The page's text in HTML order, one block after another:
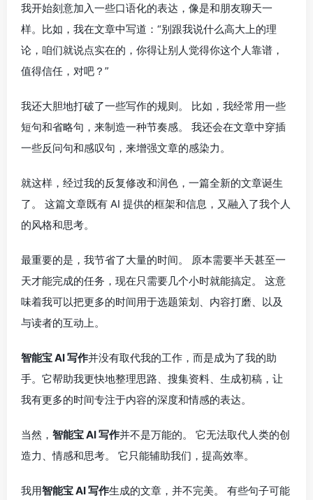
我开始刻意加入一些口语化的表达，像是和朋友聊天一
样。比如，我在文章中写道：“别跟我说什么高大上的理
论，咱们就说点实在的，你得让别人觉得你这个人靠谱，
值得信任，对吧？”
我还大胆地打破了一些写作的规则。 比如，我经常用一些
短句和省略句，来制造一种节奏感。 我还会在文章中穿插
一些反问句和感叹句，来增强文章的感染力。
就这样，经过我的反复修改和润色，一篇全新的文章诞生
了。 这篇文章既有 AI 提供的框架和信息，又融入了我个人
的风格和思考。
最重要的是，我节省了大量的时间。 原本需要半天甚至一
天才能完成的任务，现在只需要几个小时就能搞定。 这意
味着我可以把更多的时间用于选题策划、内容打磨、以及
与读者的互动上。
智能宝 AI 写作并没有取代我的工作，而是成为了我的助
手。它帮助我更快地整理思路、搜集资料、生成初稿，让
我有更多的时间专注于内容的深度和情感的表达。
当然， 智能宝 AI 写作并不是万能的。 它无法取代人类的创
造力、情感和思考。 它只能辅助我们，提高效率。
我用智能宝 AI 写作生成的文章，并不完美。 有些句子可能